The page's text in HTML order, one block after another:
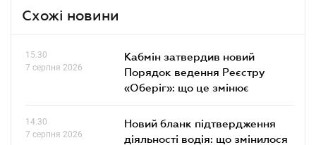
Схожі новини
15.30
7 серпня 2026
Кабмін затвердив новий
Порядок ведення Реєстру
«Оберіг»: що це змінює
14.30
7 серпня 2026
Новий бланк підтвердження
діяльності водія: що змінилося